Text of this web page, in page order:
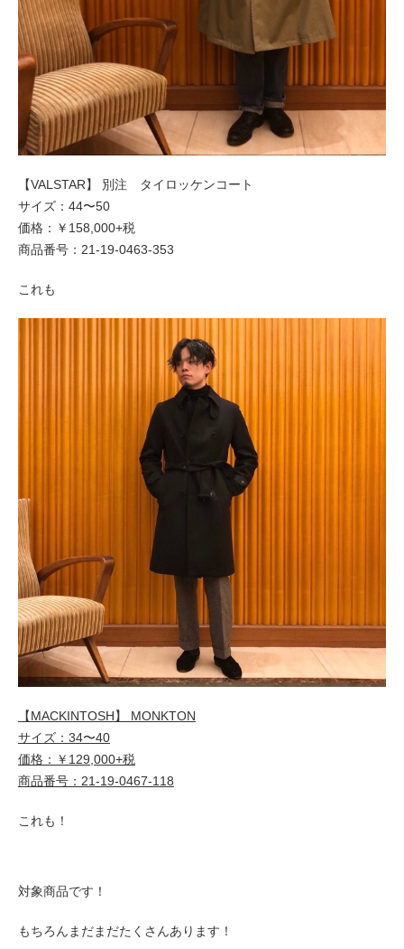
【VALSTAR】 別注 タイロッケンコート
サイズ：44〜50
価格：￥158,000+税
商品番号：21-19-0463-353
これも
【MACKINTOSH】 MONKTON
サイズ：34〜40
価格：￥129,000+税
商品番号：21-19-0467-118
これも！
対象商品です！
もちろんまだまだたくさんあります！